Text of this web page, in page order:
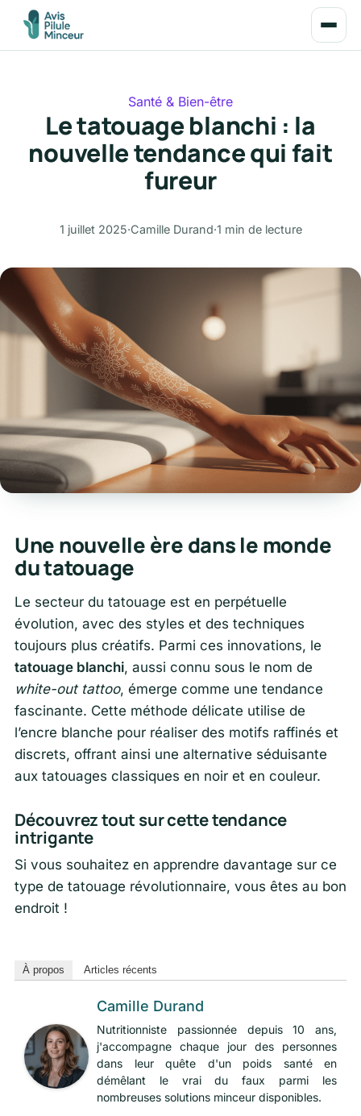
Santé & Bien-être
Le tatouage blanchi : la
nouvelle tendance qui fait
fureur
1 juillet 2025·Camille Durand·1 min de lecture
Une nouvelle ère dans le monde
du tatouage
Le secteur du tatouage est en perpétuelle
évolution, avec des styles et des techniques
toujours plus créatifs. Parmi ces innovations, le
tatouage blanchi, aussi connu sous le nom de
white-out tattoo, émerge comme une tendance
fascinante. Cette méthode délicate utilise de
l’encre blanche pour réaliser des motifs raffinés et
discrets, offrant ainsi une alternative séduisante
aux tatouages classiques en noir et en couleur.
Découvrez tout sur cette tendance
intrigante
Si vous souhaitez en apprendre davantage sur ce
type de tatouage révolutionnaire, vous êtes au bon
endroit !
À propos Articles récents
Camille Durand
Nutritionniste passionnée depuis 10 ans,
j'accompagne chaque jour des personnes
dans leur quête d'un poids santé en
démêlant le vrai du faux parmi les
nombreuses solutions minceur disponibles.